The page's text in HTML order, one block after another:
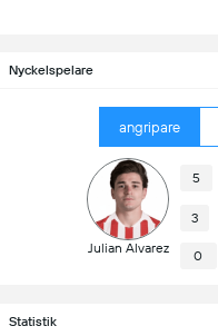
Nyckelspelare
angripare
Julian Alvarez
5
3
0
Statistik